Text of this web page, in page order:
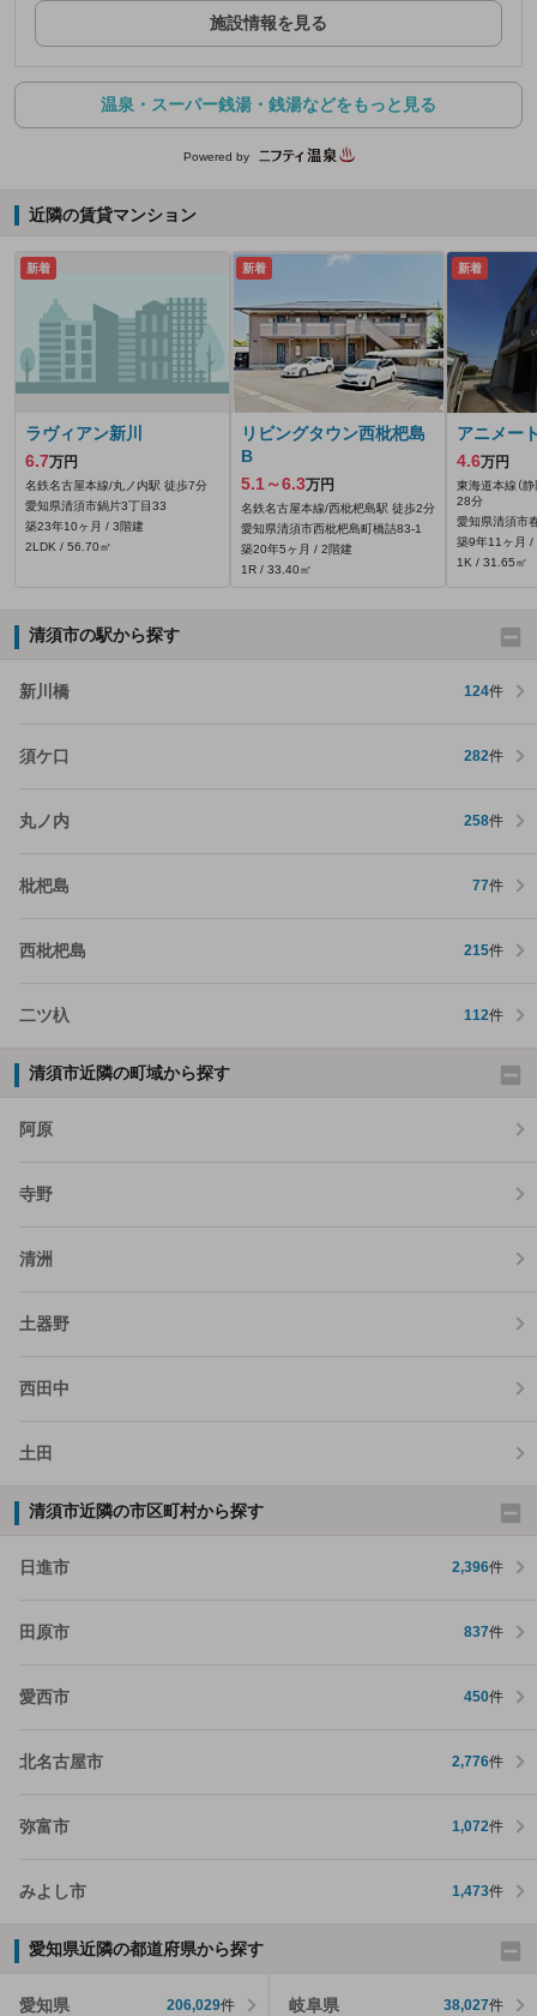
施設情報を見る
温泉・スーパー銭湯・銭湯などをもっと見る
Powered by
近隣の賃貸マンション
新着
ラヴィアン新川
6.7万円
名鉄名古屋本線/丸ノ内駅 徒歩7分
愛知県清須市鍋片3丁目33
築23年10ヶ月 / 3階建
2LDK / 56.70㎡
新着
リビングタウン西枇杷島
B
5.1～6.3万円
名鉄名古屋本線/西枇杷島駅 徒歩2分
愛知県清須市西枇杷島町橋詰83‐1
築20年5ヶ月 / 2階建
1R / 33.40㎡
新着
アニメー
4.6万円
東海道本線（
28分
愛知県清須市
築9年11ヶ月 /
1K / 31.65㎡
清須市の駅から探す
新川橋 124件
須ケ口 282件
丸ノ内 258件
枇杷島 77件
西枇杷島 215件
二ツ杁 112件
清須市近隣の町域から探す
阿原
寺野
清洲
土器野
西田中
土田
清須市近隣の市区町村から探す
日進市 2,396件
田原市 837件
愛西市 450件
北名古屋市 2,776件
弥富市 1,072件
みよし市 1,473件
愛知県近隣の都道府県から探す
愛知県 206,029件 岐阜県 38,027件